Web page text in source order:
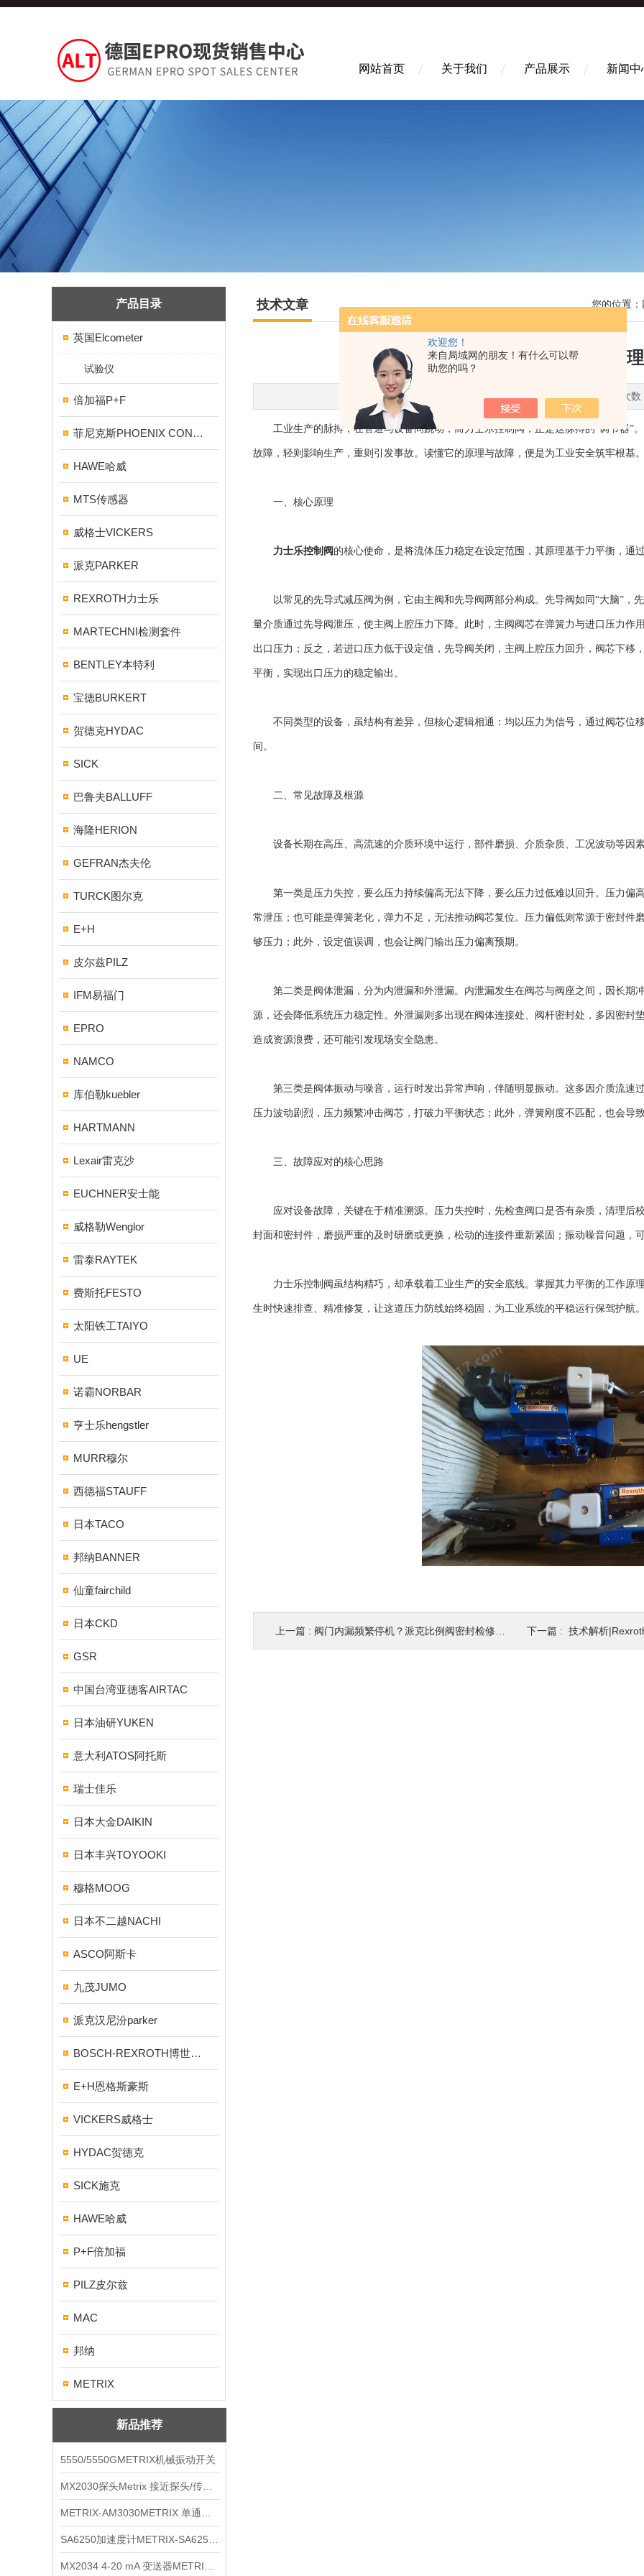
欢迎您！
来自局域网的朋友！有什么可以帮
助您的吗？
网站首页 关于我们 产品展示 新闻中
产品目录
英国Elcometer
试验仪
倍加福P+F
菲尼克斯PHOENIX CONTACT
HAWE哈威
MTS传感器
威格士VICKERS
派克PARKER
REXROTH力士乐
MARTECHNI检测套件
BENTLEY本特利
宝德BURKERT
贺德克HYDAC
SICK
巴鲁夫BALLUFF
海隆HERION
GEFRAN杰夫伦
TURCK图尔克
E+H
皮尔兹PILZ
IFM易福门
EPRO
NAMCO
库伯勒kuebler
HARTMANN
Lexair雷克沙
EUCHNER安士能
威格勒Wenglor
雷泰RAYTEK
费斯托FESTO
太阳铁工TAIYO
UE
诺霸NORBAR
亨士乐hengstler
MURR穆尔
西德福STAUFF
日本TACO
邦纳BANNER
仙童fairchild
日本CKD
GSR
中国台湾亚德客AIRTAC
日本油研YUKEN
意大利ATOS阿托斯
瑞士佳乐
日本大金DAIKIN
日本丰兴TOYOOKI
穆格MOOG
日本不二越NACHI
ASCO阿斯卡
九茂JUMO
派克汉尼汾parker
BOSCH-REXROTH博世力士乐
E+H恩格斯豪斯
VICKERS威格士
HYDAC贺德克
SICK施克
HAWE哈威
P+F倍加福
PILZ皮尔兹
MAC
邦纳
METRIX
新品推荐
5550/5550GMETRIX机械振动开关
技术文章 您的位置：
一文看懂力士乐控制阀原
更新时间：2026-06-23 点击次数
工业生产的脉搏，在管道与设备间跳动，而力士乐控制阀，正是这脉搏的“调节器”
故障，轻则影响生产，重则引发事故。读懂它的原理与故障，便是为工业安全筑牢根基
一、核心原理
力士乐控制阀 的核心使命，是将流体压力稳定在设定范围，其原理基于力平衡，通
以常见的先导式减压阀为例，它由主阀和先导阀两部分构成。先导阀如同“大脑”，
量介质通过先导阀泄压，使主阀上腔压力下降。此时，主阀阀芯在弹簧力与进口压力作
出口压力；反之，若进口压力低于设定值，先导阀关闭，主阀上腔压力回升，阀芯下移
平衡，实现出口压力的稳定输出。
不同类型的设备，虽结构有差异，但核心逻辑相通：均以压力为信号，通过阀芯位
间。
二、常见故障及根源
设备长期在高压、高流速的介质环境中运行，部件磨损、介质杂质、工况波动等因
第一类是压力失控，要么压力持续偏高无法下降，要么压力过低难以回升。压力偏
常泄压；也可能是弹簧老化，弹力不足，无法推动阀芯复位。压力偏低则常源于密封件
够压力；此外，设定值误调，也会让阀门输出压力偏离预期。
第二类是阀体泄漏，分为内泄漏和外泄漏。内泄漏发生在阀芯与阀座之间，因长期
源，还会降低系统压力稳定性。外泄漏则多出现在阀体连接处、阀杆密封处，多因密封
造成资源浪费，还可能引发现场安全隐患。
第三类是阀体振动与噪音，运行时发出异常声响，伴随明显振动。这多因介质流速
压力波动剧烈，压力频繁冲击阀芯，打破力平衡状态；此外，弹簧刚度不匹配，也会导
三、故障应对的核心思路
应对设备故障，关键在于精准溯源。压力失控时，先检查阀口是否有杂质，清理后
封面和密封件，磨损严重的及时研磨或更换，松动的连接件重新紧固；振动噪音问题，
力士乐控制阀虽结构精巧，却承载着工业生产的安全底线。掌握其力平衡的工作原
生时快速排查、精准修复，让这道压力防线始终稳固，为工业系统的平稳运行保驾护航
上一篇 : 阀门内漏频繁停机？派克比例阀密封检修技巧 下一篇 : 技术解析|Rexroth伺